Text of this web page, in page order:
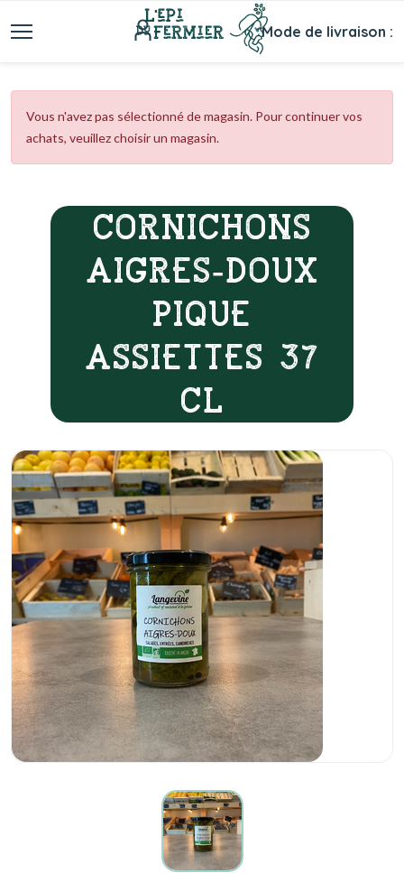
Mode de livraison :
Vous n'avez pas sélectionné de magasin. Pour continuer vos
achats, veuillez choisir un magasin.
CORNICHONS
AIGRES-DOUX
PIQUE
ASSIETTES 37
CL